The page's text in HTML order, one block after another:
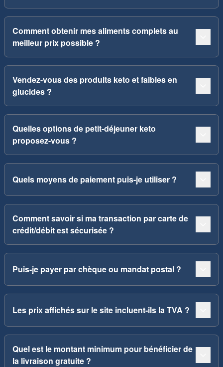
Comment obtenir mes aliments complets au
meilleur prix possible ?
Vendez-vous des produits keto et faibles en
glucides ?
Quelles options de petit-déjeuner keto
proposez-vous ?
Quels moyens de paiement puis-je utiliser ?
Comment savoir si ma transaction par carte de
crédit/débit est sécurisée ?
Puis-je payer par chèque ou mandat postal ?
Les prix affichés sur le site incluent-ils la TVA ?
Quel est le montant minimum pour bénéficier de
la livraison gratuite ?